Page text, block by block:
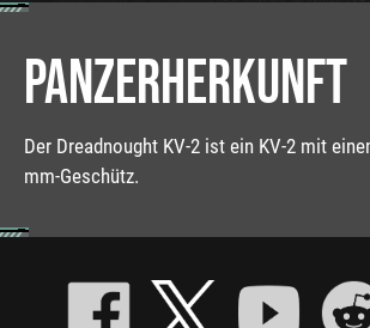
PANZERHERKUNFT
Der Dreadnought KV-2 ist ein KV-2 mit
mm-Geschütz.